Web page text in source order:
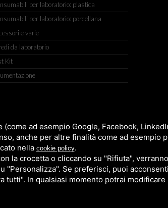
per laboratorio: plastica
per laboratorio: porcellana
e varie
da laboratorio
Kit
2 (MACROAREA) 45030
ad esempio Google, Facebook,
anche per altre finalità come ad esempio
nella cookie policy.
la crocetta o cliccando su "Rifiuta",
"Personalizza". Se preferisci, puoi
tutti". In qualsiasi momento potrai modificare